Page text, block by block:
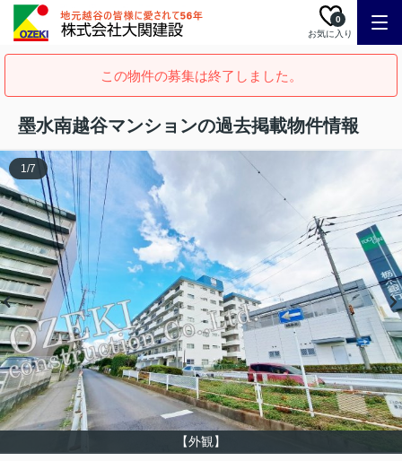
お気に入り
0
この物件の募集は終了しました。
墨水南越谷マンションの過去掲載物件情報
【外観】
1/7